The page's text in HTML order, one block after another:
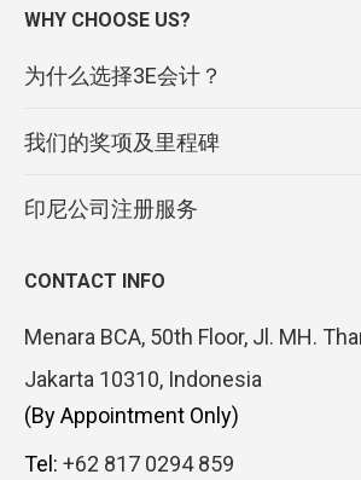
WHY CHOOSE US?
为什么选择3E会计？
我们的奖项及里程碑
印尼公司注册服务
CONTACT INFO
Menara BCA, 50th Floor, Jl. MH.
Jakarta 10310, Indonesia
(By Appointment Only)
Tel: +62 817 0294 859